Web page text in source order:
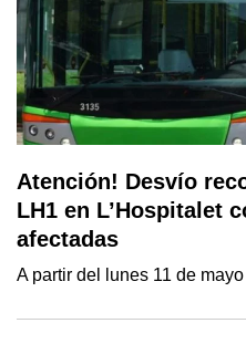
Atención! Desvío
LH1 en L’Hospitalet
afectadas
A partir del lunes 11 de mayo